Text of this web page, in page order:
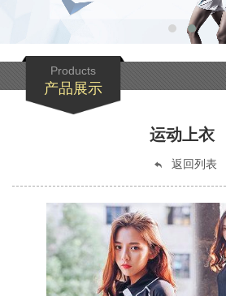
Products
产品展示
运动上衣
返回列表